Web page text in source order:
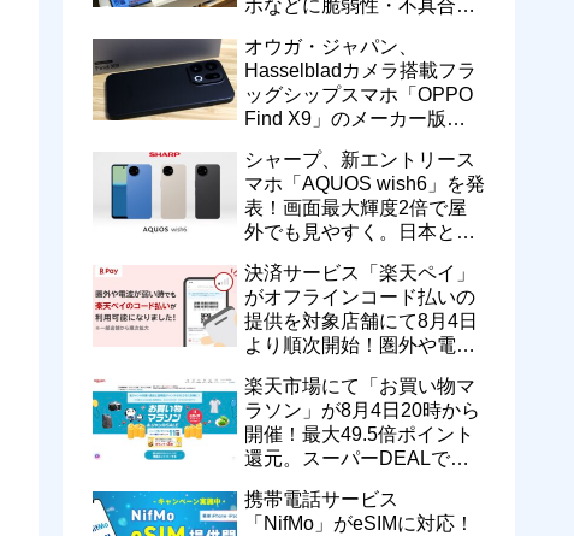
ホなどに脆弱性・不具合の
新が提供開始
オウガ・ジャパン、
Hasselbladカメラ搭載フラ
ッグシップスマホ「OPPO
Find X9」のメーカー版
げ！15万9800円に
シャープ、新エントリース
マホ「AQUOS wish6」を発
表！画面最大輝度2倍で屋
外でも見やすく。日本と台
売
決済サービス「楽天ペイ」
がオフラインコード払いの
提供を対象店舗にて8月4日
より順次開始！圏外や電波
に
楽天市場にて「お買い物マ
ラソン」が8月4日20時から
開催！最大49.5倍ポイント
還元。スーパーDEALで
など
携帯電話サービス
「NifMo」がeSIMに対応！